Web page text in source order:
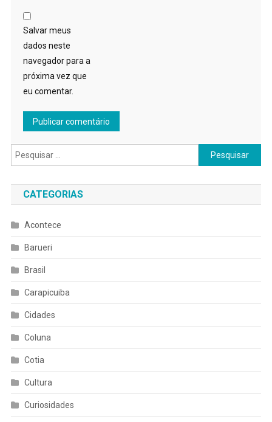
Salvar meus
dados neste
navegador para a
próxima vez que
eu comentar.
Pesquisar
por:
CATEGORIAS
Acontece
Barueri
Brasil
Carapicuiba
Cidades
Coluna
Cotia
Cultura
Curiosidades